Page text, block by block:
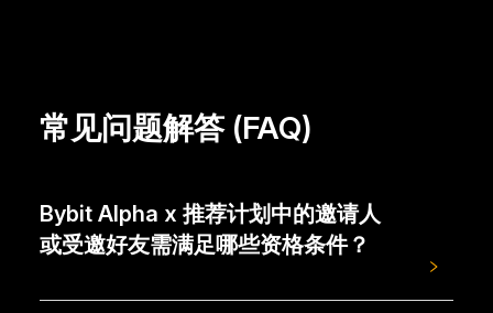
常见问题解答 (FAQ)
Bybit Alpha x 推荐计划中的邀请人
或受邀好友需满足哪些资格条件？